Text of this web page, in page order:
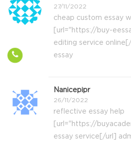
27/11/2022
cheap custom essay
[url="https://buy-
editing service
essay
Nanicepipr
26/11/2022
reflective essay help
[url="https://
essay service[/url]